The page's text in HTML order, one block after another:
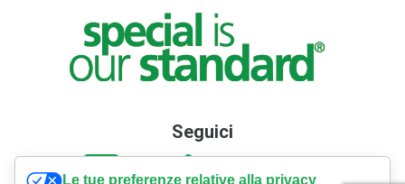
Seguici
Le tue preferenze relative alla privacy